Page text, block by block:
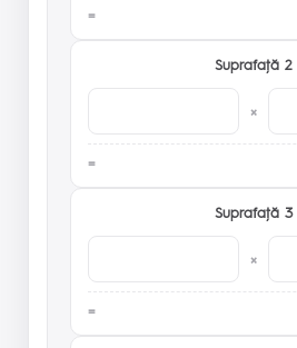
Suprafaţă 2
×
Suprafaţă 3
×